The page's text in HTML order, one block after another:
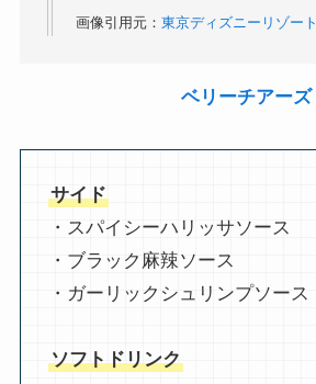
画像引用元： 東京ディズニーリゾート
ベリーチアーズ
サイド
・スパイシーハリッサソース
・ブラック麻辣ソース
・ガーリックシュリンプソース
ソフトドリンク